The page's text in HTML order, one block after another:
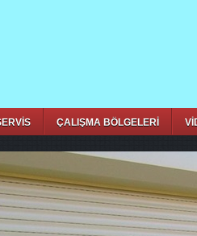
ÇALIŞMA BÖLGELERİ